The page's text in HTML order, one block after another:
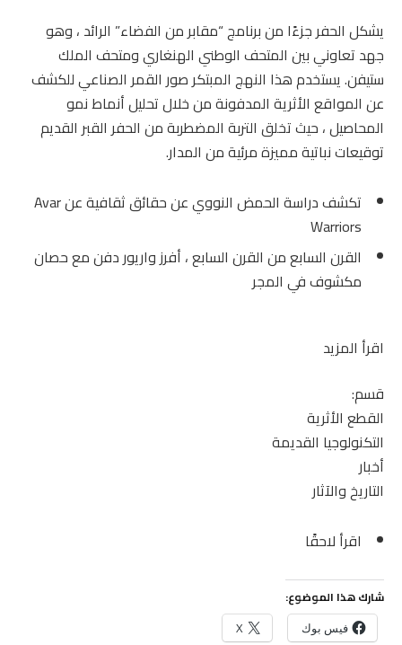
يشكل الحفر جزءًا من برنامج “مقابر من الفضاء” الرائد ، وهو
جهد تعاوني بين المتحف الوطني الهنغاري ومتحف الملك
ستيفن. يستخدم هذا النهج المبتكر صور القمر الصناعي للكشف
عن المواقع الأثرية المدفونة من خلال تحليل أنماط نمو
المحاصيل ، حيث تخلق التربة المضطربة من الحفر القبر القديم
توقيعات نباتية مميزة مرئية من المدار.
تكشف دراسة الحمض النووي عن حقائق ثقافية عن Avar
Warriors
القرن السابع من القرن السابع ، أفرز واريور دفن مع حصان
مكشوف في المجر
اقرأ المزيد
قسم:
القطع الأثرية
التكنولوجيا القديمة
أخبار
التاريخ والآثار
اقرأ لاحقًا
شارك هذا الموضوع:
فيس بوك X